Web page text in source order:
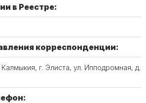
в Реестре:
корреспонденции:
г. Элиста, ул. Ипподромная, д.